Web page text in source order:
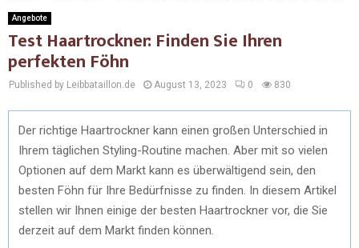
Angebote
Test Haartrockner: Finden Sie Ihren
perfekten Föhn
Published by Leibbataillon.de August 13, 2023 0 830
Der richtige Haartrockner kann einen großen Unterschied in
Ihrem täglichen Styling-Routine machen. Aber mit so vielen
Optionen auf dem Markt kann es überwältigend sein, den
besten Föhn für Ihre Bedürfnisse zu finden. In diesem Artikel
stellen wir Ihnen einige der besten Haartrockner vor, die Sie
derzeit auf dem Markt finden können.